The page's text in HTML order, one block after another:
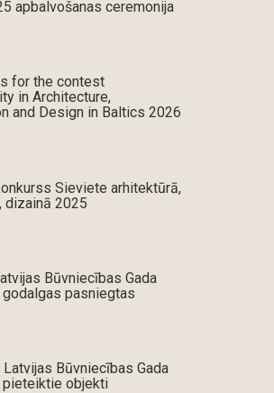
apbalvošanas ceremonija
for the contest
in Architecture,
and Design in Baltics 2026
Sieviete arhitektūrā,
dizainā 2025
Būvniecības Gada
pasniegtas
Latvijas Būvniecības Gada
pieteiktie objekti